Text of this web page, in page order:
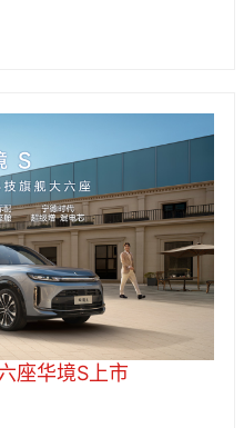
座华境S上市